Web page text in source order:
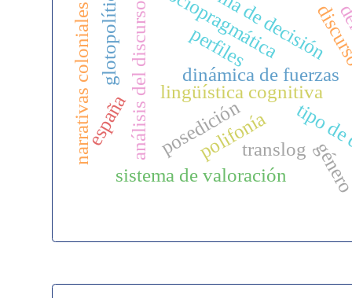
dinámica de fuerzas
lingüística cognitiva
análisis del discurso posedicióntranslogtipo
toma de decisión
sistema de valoración
sociopragmática
perfiles
polifonía
glotopolítica
españa
narrativas coloniales